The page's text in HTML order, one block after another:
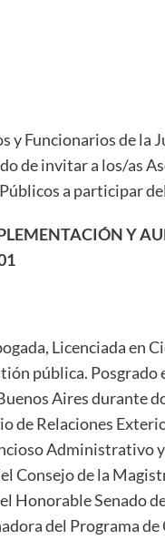
y Funcionarios de la
de invitar a los/as
a participar del
Y
Licenciada en
pública.
Aires durante
de Relaciones
Administrativo
Consejo de la
Honorable Senado
del Programa